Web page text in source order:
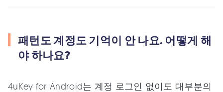
패턴도 계정도 기억이 안 나요. 어떻게 해
야 하나요?
4uKey for Android는 계정 로그인 없이도 대부분의